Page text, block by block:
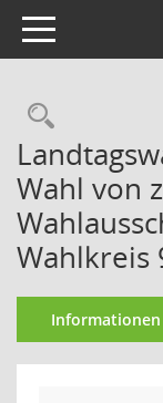
Toggle navigation
Wahl von
Wahlkreis
Informationen